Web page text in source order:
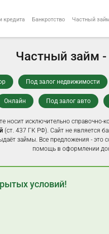
кредита Банкротство Частный
Частный займ
Под залог недвижимости
Онлайн Под залог авто
носит исключительно справочно-
(ст. 437 ГК РФ). Сайт не является
займы. Все предложения - это
помощь в оформлении
условий!